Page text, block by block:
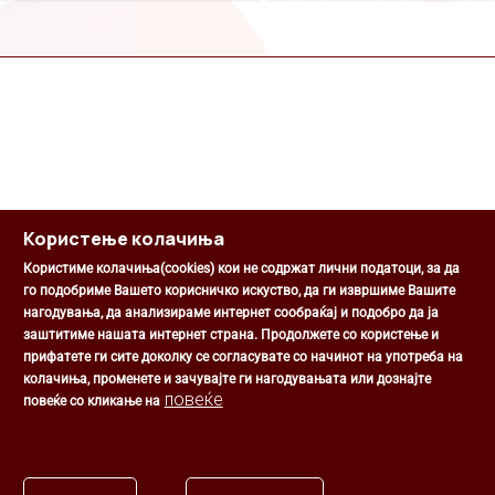
Локални такси и други давачки
Општина Центар
Михаил Цоков бр. 1, Скопје
Скопје, РС Македонија
+389 2 3203 693
+389 2 3203 600
Користење колачиња
Користиме колачиња(cookies) кои не содржат лични податоци, за да
го подобриме Вашето корисничко искуство, да ги извршиме Вашите
нагодувања, да анализираме интернет сообраќај и подобро да ја
заштитиме нашата интернет страна. Продолжете со користење и
прифатете ги сите доколку се согласувате со начинот на употреба на
колачиња, променете и зачувајте ги нагодувањата или дознајте
повеќе со кликање на повеќе